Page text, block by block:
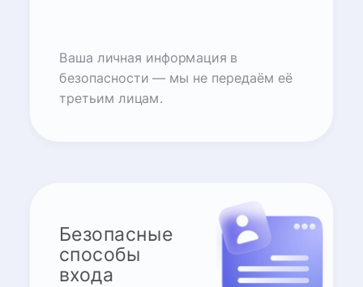
Ваша личная информация в
безопасности — мы не передаём её
третьим лицам.
Безопасные
способы
входа